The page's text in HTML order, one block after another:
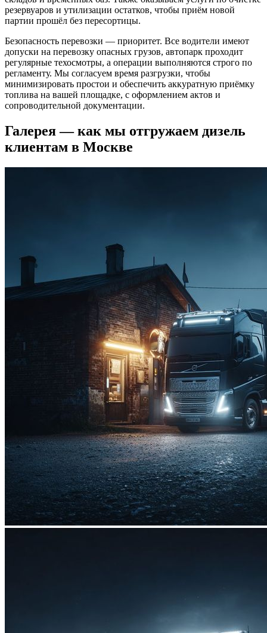
резервуаров и утилизации остатков, чтобы приём новой
партии прошёл без пересортицы.
Безопасность перевозки — приоритет. Все водители имеют
допуски на перевозку опасных грузов, автопарк проходит
регулярные техосмотры, а операции выполняются строго по
регламенту. Мы согласуем время разгрузки, чтобы
минимизировать простои и обеспечить аккуратную приёмку
топлива на вашей площадке, с оформлением актов и
сопроводительной документации.
Галерея — как мы отгружаем дизель
клиентам в Москве